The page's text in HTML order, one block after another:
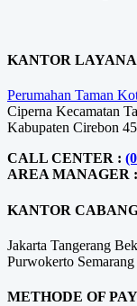
KANTOR
Perumahan Taman
Ciperna Kecamatan
Kabupaten Cirebon
CALL CENTER :
AREA MANAGER :
KANTOR
Jakarta Tangerang
Purwokerto Semarang
METHODE OF